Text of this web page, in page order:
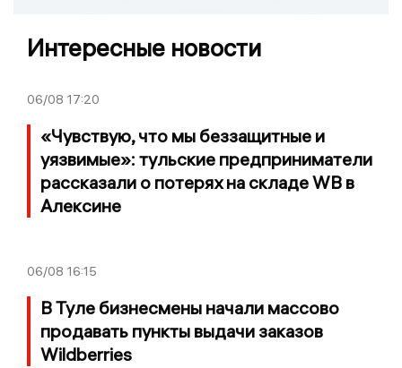
Интересные новости
06/08 17:20
«Чувствую, что мы беззащитные и
уязвимые»: тульские предприниматели
рассказали о потерях на складе WB в
Алексине
06/08 16:15
В Туле бизнесмены начали массово
продавать пункты выдачи заказов
Wildberries